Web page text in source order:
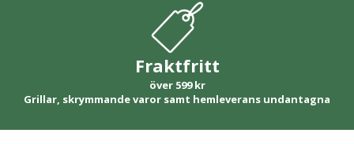
Fraktfritt
över 599 kr
Grillar, skrymmande varor samt hemleverans undantagna